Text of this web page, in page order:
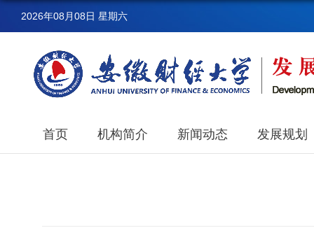
2026年08月08日 星期六
首页 机构简介 新闻动态 发展规划